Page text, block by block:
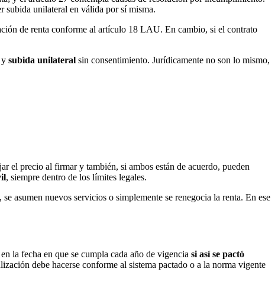
subida unilateral en válida por sí misma.
de renta conforme al artículo 18 LAU. En cambio, si el contrato
y subida unilateral sin consentimiento. Jurídicamente no son lo mismo,
el precio al firmar y también, si ambos están de acuerdo, pueden
, siempre dentro de los límites legales.
asumen nuevos servicios o simplemente se renegocia la renta. En ese
la fecha en que se cumpla cada año de vigencia si así se pactó
debe hacerse conforme al sistema pactado o a la norma vigente